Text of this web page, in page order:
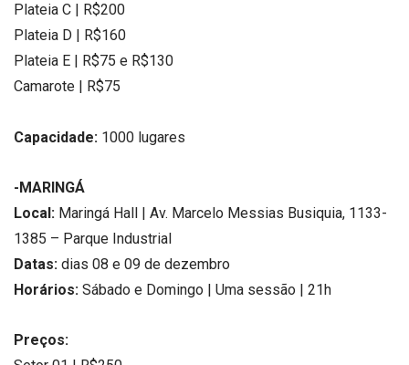
Plateia C | R$200
Plateia D | R$160
Plateia E | R$75 e R$130
Camarote | R$75
Capacidade: 1000 lugares
-MARINGÁ
Local: Maringá Hall | Av. Marcelo Messias Busiquia, 1133-
1385 – Parque Industrial
Datas: dias 08 e 09 de dezembro
Horários: Sábado e Domingo | Uma sessão | 21h
Preços: